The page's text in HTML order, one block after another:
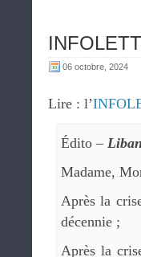
06 octobre, 2024
Lire : l’
Édito –
Madame,
Après la
décennie ;
Après la